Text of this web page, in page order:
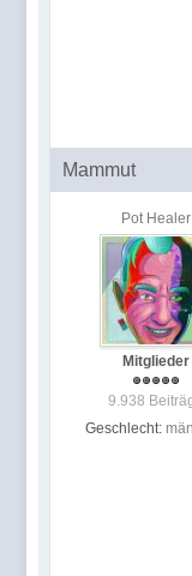
Mammut
Pot Healer
Mitglieder
9.938
Geschlecht: